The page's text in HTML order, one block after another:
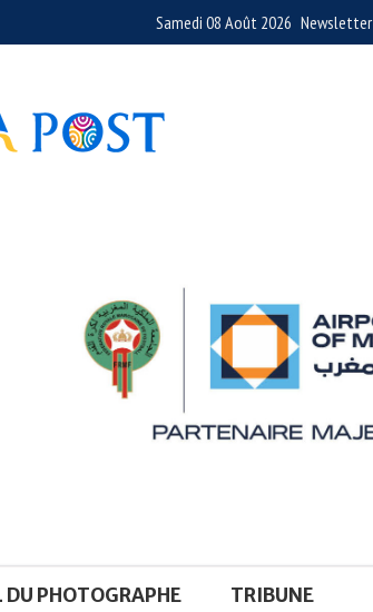
Samedi 08 Août 2026 Newsletter
DU PHOTOGRAPHE TRIBUNE